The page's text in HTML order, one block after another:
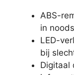
ABS-
in
LED-
bij
Digitaal